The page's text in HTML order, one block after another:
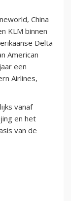
China
KLM binnen
Delta
American
een
Airlines,
vanaf
en het
van de